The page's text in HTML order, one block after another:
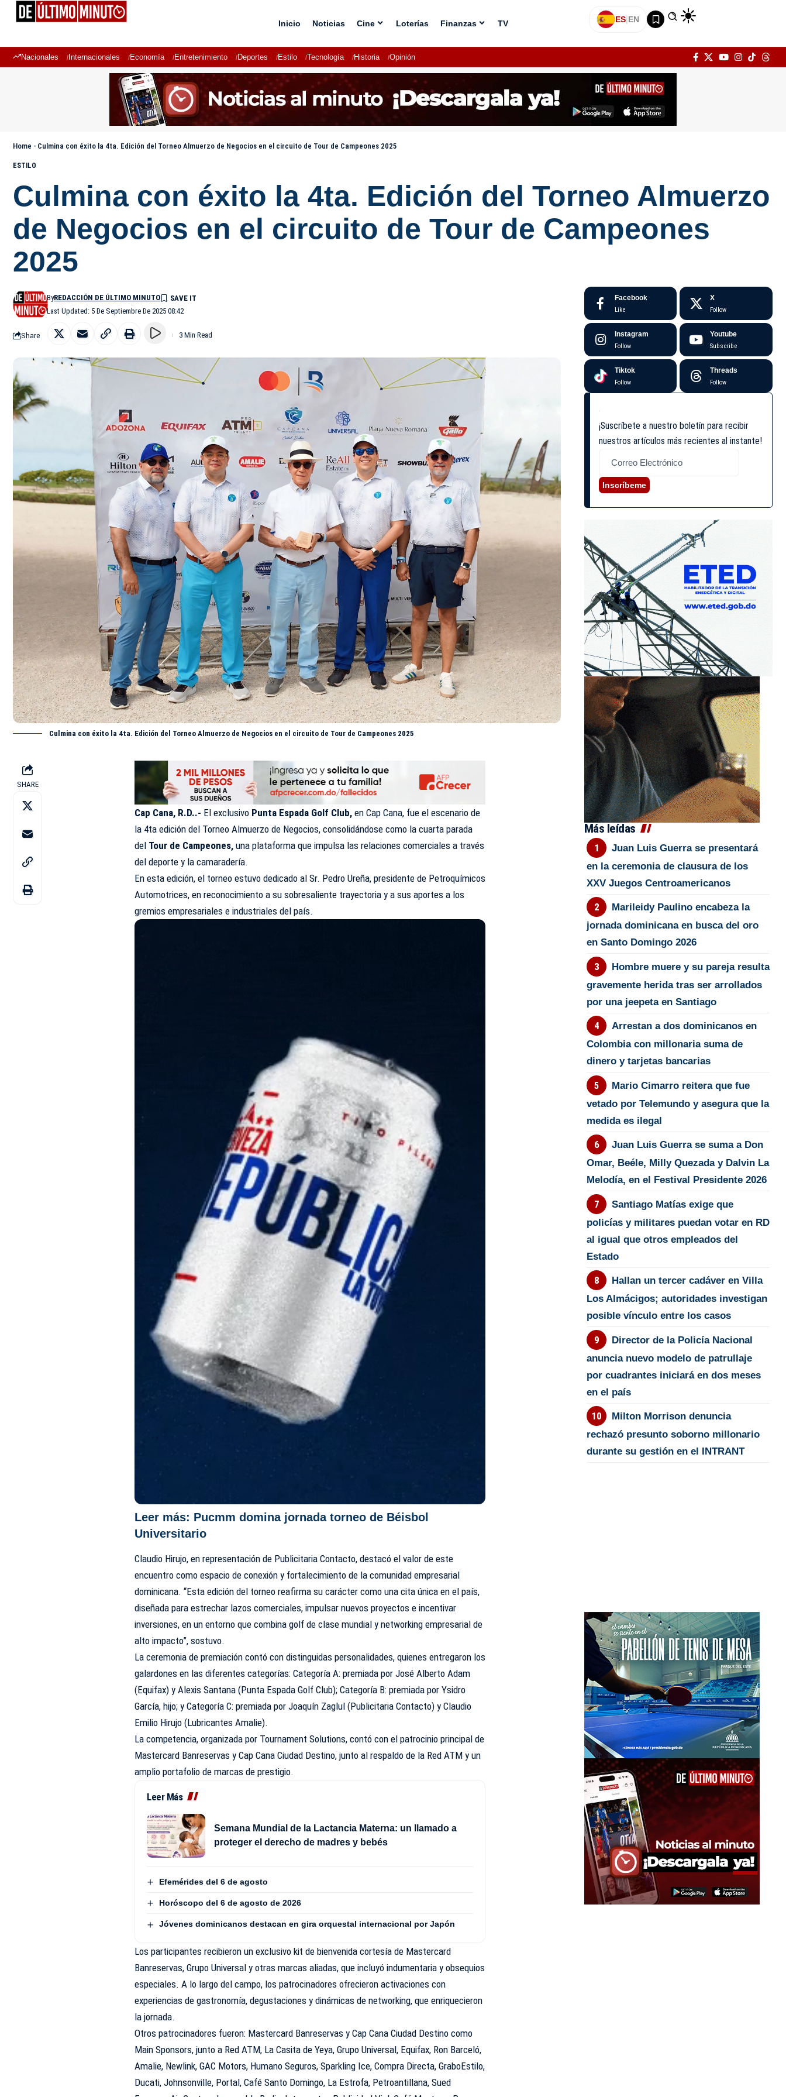
Inicio Noticias Cine Loterías Finanzas TV ES|EN
Nacionales Internacionales Economía Entretenimiento Deportes Estilo Tecnología Historia Opinión
Home - Culmina con éxito la 4ta. Edición del Torneo Almuerzo de Negocios en el circuito de Tour de Campeones 2025
ESTILO
Culmina con éxito la 4ta. Edición del Torneo Almuerzo
de Negocios en el circuito de Tour de Campeones
2025
Last Updated: 5 De Septiembre De 2025 08:42
ByREDACCIÓN DE ÚLTIMO MINUTO
Share 3 Min Read
Culmina con éxito la 4ta. Edición del Torneo Almuerzo de Negocios en el circuito de Tour de Campeones 2025
SHARE
Cap Cana, R.D..- El exclusivo Punta Espada Golf Club,en Cap Cana, fue el escenario de
la 4ta edición del Torneo Almuerzo de Negocios, consolidándose como la cuarta parada
del Tour de Campeones,una plataforma que impulsa las relaciones comerciales a través
del deporte y lacamaradería.
En esta edición, el torneo estuvo dedicado al Sr. Pedro Ureña, presidente de Petroquímicos
Automotrices, en reconocimiento a su sobresaliente trayectoria y a sus aportes a los
gremios empresariales e industriales del país.
Leer más: Pucmm domina jornada torneo de Béisbol
Universitario
Claudio Hirujo, en representación de Publicitaria Contacto, destacó el valor de este
encuentro como espacio de conexión y fortalecimiento de la comunidad empresarial
dominicana. “Esta edición del torneo reafirma su carácter como una cita única en el país,
diseñada para estrechar lazos comerciales, impulsar nuevos proyectos e incentivar
inversiones, en un entorno que combina golf de clase mundial y networking empresarial de
alto impacto”, sostuvo.
La ceremonia de premiación contó con distinguidas personalidades, quienes entregaron los
galardones en las diferentes categorías: Categoría A: premiada por José Alberto Adam
(Equifax) y Alexis Santana (Punta Espada Golf Club); Categoría B: premiada por Ysidro
García, hijo; y Categoría C: premiada por Joaquín Zaglul (Publicitaria Contacto) y Claudio
Emilio Hirujo (Lubricantes Amalie).
La competencia, organizada por Tournament Solutions, contó con el patrocinio principal de
Mastercard Banreservas y Cap Cana Ciudad Destino, junto al respaldo de la Red ATM y un
amplio portafolio de marcas de prestigio.
Leer Más
Semana Mundial de la Lactancia Materna: un llamado a
proteger el derecho de madres y bebés
Efemérides del 6 de agosto
Horóscopo del 6 de agosto de 2026
Jóvenes dominicanos destacan en gira orquestal internacional por Japón
Los participantes recibieron un exclusivo kit de bienvenida cortesía de Mastercard
Banreservas, Grupo Universal y otras marcas aliadas, que incluyó indumentaria y obsequios
especiales. A lo largo del campo, los patrocinadores ofrecieron activaciones con
experiencias de gastronomía, degustaciones y dinámicas de networking, que enriquecieron
la jornada.
Otros patrocinadores fueron: Mastercard Banreservas y Cap Cana Ciudad Destino como
Main Sponsors, junto a Red ATM, La Casita de Yeya, Grupo Universal, Equifax, Ron Barceló,
Amalie, Newlink, GAC Motors, Humano Seguros, Sparkling Ice, Compra Directa, GraboEstilo,
Ducati, Johnsonville, Portal, Café Santo Domingo, La Estrofa, Petroantillana, Sued
Facebook
Like
X
Follow
Instagram
Follow
Youtube
Subscribe
Tiktok
Follow
Threads
Follow
¡Suscríbete a nuestro boletín para recibir
nuestros artículos más recientes al instante!
Inscríbeme
Más leídas
Juan Luis Guerra se presentará
en la ceremonia de clausura de los
XXV Juegos Centroamericanos
Marileidy Paulino encabeza la
jornada dominicana en busca del oro
en Santo Domingo 2026
Hombre muere y su pareja resulta
gravemente herida tras ser arrollados
por una jeepeta en Santiago
Arrestan a dos dominicanos en
Colombia con millonaria suma de
dinero y tarjetas bancarias
Mario Cimarro reitera que fue
vetado por Telemundo y asegura que la
medida es ilegal
Juan Luis Guerra se suma a Don
Omar, Beéle, Milly Quezada y Dalvin La
Melodía, en el Festival Presidente 2026
Santiago Matías exige que
policías y militares puedan votar en RD
al igual que otros empleados del
Estado
Hallan un tercer cadáver en Villa
Los Almácigos; autoridades investigan
posible vínculo entre los casos
Director de la Policía Nacional
anuncia nuevo modelo de patrullaje
por cuadrantes iniciará en dos meses
en el país
Milton Morrison denuncia
rechazó presunto soborno millonario
durante su gestión en el INTRANT